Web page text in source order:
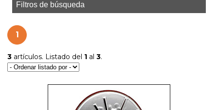
Filtros de búsqueda
1
3 artículos. Listado del 1 al 3.